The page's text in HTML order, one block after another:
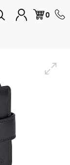
0
Избранное